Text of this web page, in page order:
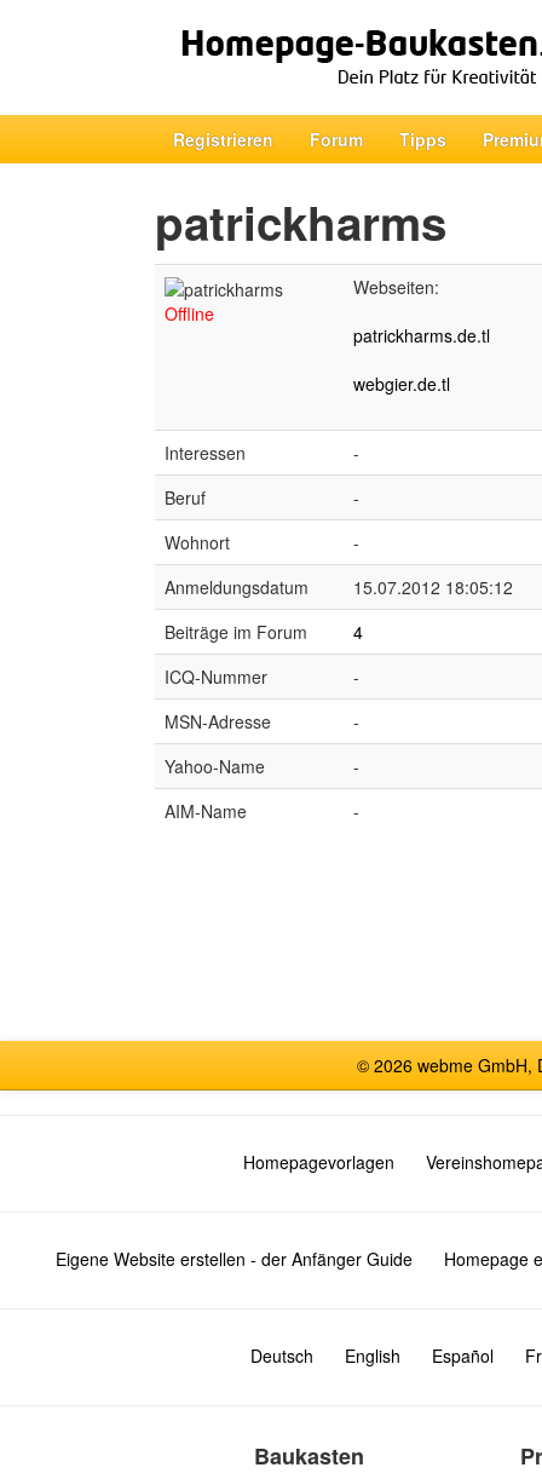
Registrieren Forum Tipps
patrickharms
Offline
Webseiten:
patrickharms.de.tl
webgier.de.tl
Interessen
-
Beruf
-
Wohnort
-
Anmeldungsdatum
15.07.2012 18:05:12
Beiträge im Forum
4
ICQ-Nummer
-
MSN-Adresse
-
Yahoo-Name
-
AIM-Name
-
© 2026 webme GmbH,
Homepagevorlagen
Eigene Website erstellen - der Anfänger Guide Homepage
Deutsch English Español
Baukasten